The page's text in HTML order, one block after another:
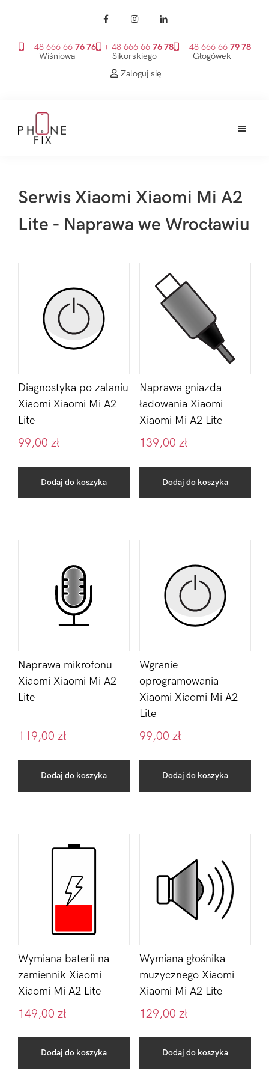
+ 48 666 66 76 76
Wiśniowa
+ 48 666 66 76 78
Sikorskiego
+ 48 666 66 79 78
Głogówek
Zaloguj się
głównego
Serwis Xiaomi Xiaomi Mi A2
Lite - Naprawa we Wrocławiu
Diagnostyka po zalaniu
Xiaomi Xiaomi Mi A2
Lite
99,00 zł
Dodaj do koszyka
Naprawa gniazda
ładowania Xiaomi
Xiaomi Mi A2 Lite
139,00 zł
Dodaj do koszyka
Naprawa mikrofonu
Xiaomi Xiaomi Mi A2
Lite
119,00 zł
Dodaj do koszyka
Wgranie
oprogramowania
Xiaomi Xiaomi Mi A2
Lite
99,00 zł
Dodaj do koszyka
Wymiana baterii na
zamiennik Xiaomi
Xiaomi Mi A2 Lite
149,00 zł
Dodaj do koszyka
Wymiana głośnika
muzycznego Xiaomi
Xiaomi Mi A2 Lite
129,00 zł
Dodaj do koszyka